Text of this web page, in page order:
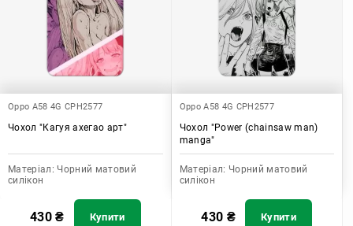
Oppo A58 4G CPH2577
Чохол "Кагуя ахегао арт"
Матеріал: Чорний матовий
силікон
430₴ Купити
Oppo A58 4G CPH2577
Чохол "Power (chainsaw man)
manga"
Матеріал: Чорний матовий
силікон
430 ₴ Купити